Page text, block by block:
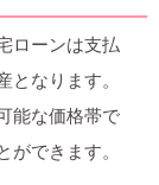
ローンは支払
となります。
能な価格帯で
ができます。